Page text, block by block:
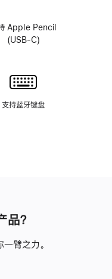
统
Apple Pencil
(USB-C)
支持蓝牙键盘
？
臂之力。